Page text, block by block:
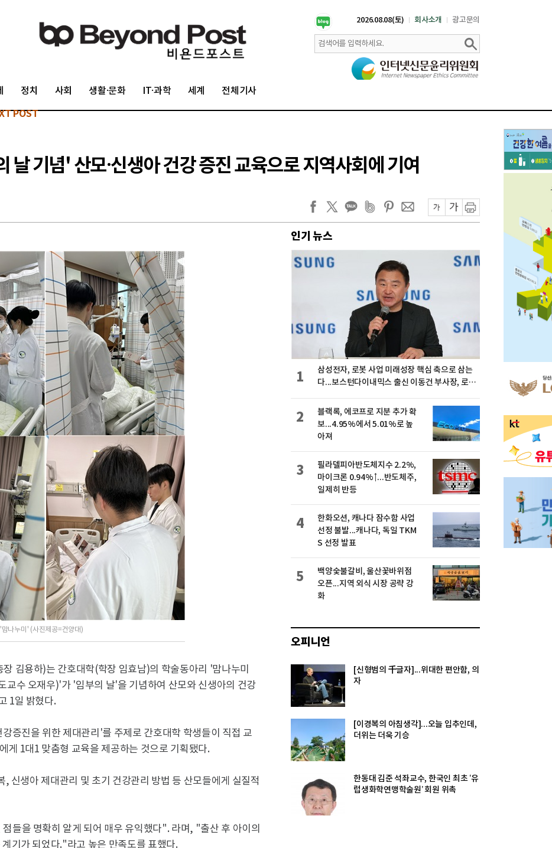
2026.08.08(토) 회사소개 광고문의
정치 사회 생활·문화 IT·과학 세계 전체기사
POST
날 기념' 산모·신생아 건강 증진 교육으로 지역사회에 기여
나누미' (사진제공=건양대)
김용하)는 간호대학(학장 임효남)의 학술동아리 '맘나누미
교수 오재우)'가 '임부의 날'을 기념하여 산모와 신생아의 건강
1일 밝혔다.
증진을 위한 제대관리'를 주제로 간호대학 학생들이 직접 교
게 1대1 맞춤형 교육을 제공하는 것으로 기획됐다.
신생아 제대관리 및 초기 건강관리 방법 등 산모들에게 실질적
들을 명확히 알게 되어 매우 유익했다". 라며, "출산 후 아이의
기가 되었다."라고 높은 만족도를 표했다.
인기 뉴스
삼성전자, 로봇 사업 미래성장 핵심 축으로 삼는
다...보스턴다이내믹스 출신 이동건 부사장, 로보
1
블랙록, 에코프로 지분 추가 확
보...4.95%에서 5.01%로 높
아져
2
필라델피아반도체지수 2.2%,
마이크론 0.94%↑...반도체주,
일제히 반등
3
한화오션, 캐나다 잠수함 사업
선정 불발...캐나다, 독일 TKM
S 선정 발표
4
백양숯불갈비, 울산꽃바위점
오픈...지역 외식 시장 공략 강
화
5
오피니언
[신형범의 千글자]...위대한 편안함, 의
자
[이경복의 아침생각]...오늘 입추인데,
더위는 더욱 기승
한동대 김준 석좌교수, 한국인 최초 ‘유
럽생화학연맹학술원’ 회원 위촉